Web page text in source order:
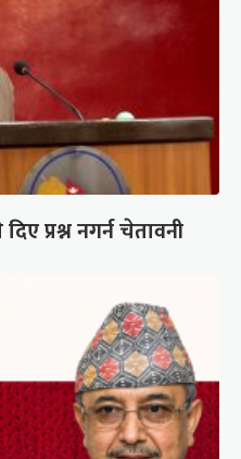
प्रश्न नगर्न चेतावनी